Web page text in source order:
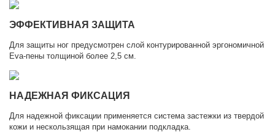
ЭФФЕКТИВНАЯ ЗАЩИТА
Для защиты ног предусмотрен слой контурированной эргономичной
Eva-пены толщиной более 2,5 см.
НАДЕЖНАЯ ФИКСАЦИЯ
Для надежной фиксации применяется система застежки из твердой
кожи и нескользящая при намокании подкладка.